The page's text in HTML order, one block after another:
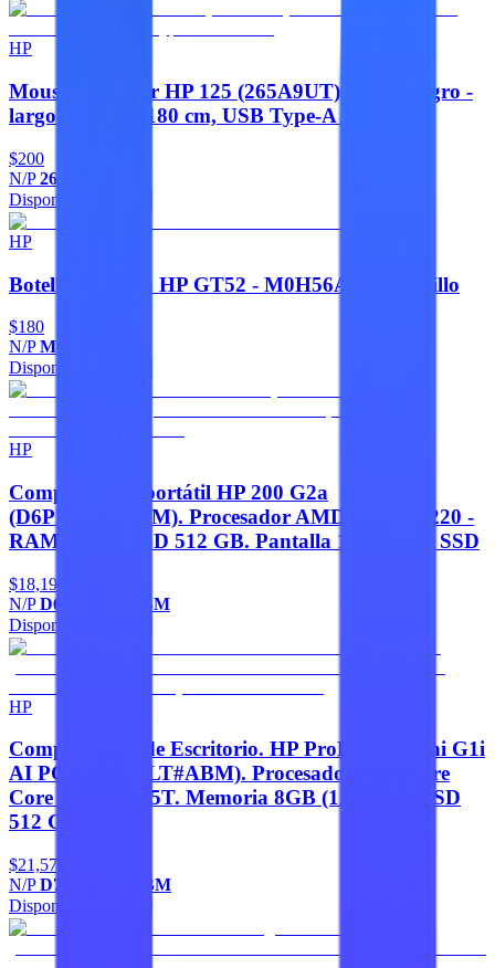
HP
Mouse HP Láser HP 125 (265A9UT). Color negro -
largo del cable 180 cm, USB Type-A con cable
$200
N/P265A9UT
Disponible
HP
Botella de Tinta HP GT52 - M0H56AL - Amarillo
$180
N/PM0H56AL
Disponible
HP
Computadora portátil HP 200 G2a
(D6PD6AT#ABM). Procesador AMD Ryzen 5 220 -
RAM 16GB, SSD 512 GB. Pantalla 14 512 GB SSD
$18,190
N/PD6PD6AT#ABM
Disponible
HP
Computadora de Escritorio. HP ProDesk 4 Mini G1i
AI PC (D71XNLT#ABM). Procesador Intel Core
Core Ultra 5 235T. Memoria 8GB (1X8GB) - SSD
512 GB M.2
$21,570
N/PD71XNLT#ABM
Disponible